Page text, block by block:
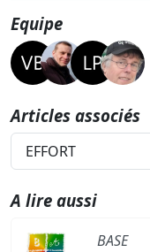
Equipe
Articles associés
EFFORT
A lire aussi
BASE